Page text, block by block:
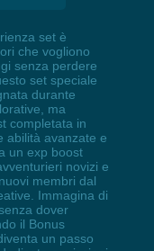
set è
che vogliono
senza perdere
set speciale
durante
ma
completata in
abilità avanzate e
un exp boost
novizi e
membri dal
Immagina di
dover
il Bonus
un passo